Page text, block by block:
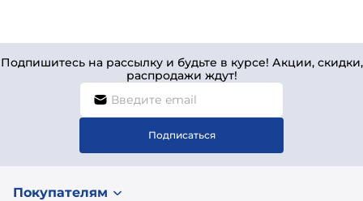
Подпишитесь на рассылку и будьте в курсе! Акции, скидки,
распродажи ждут!
Подписаться
Покупателям